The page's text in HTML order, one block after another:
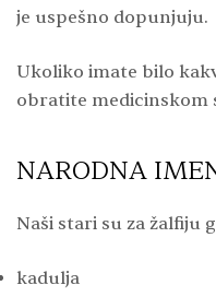
je uspešno dopunjuju.
Ukoliko imate bilo
obratite medicinskom
NARODNA
Naši stari su za žalfiju
kadulja